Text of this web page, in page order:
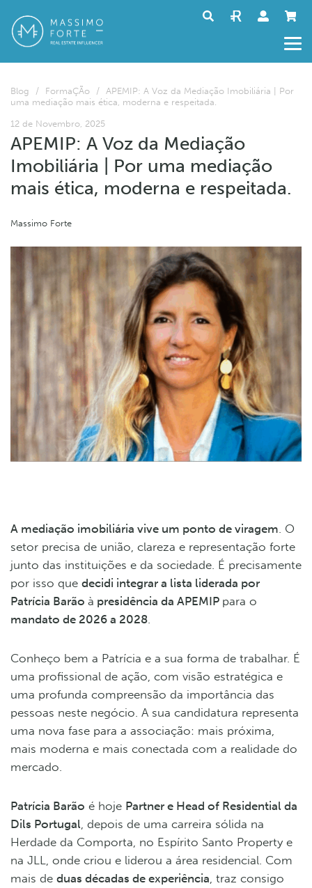
Blog / FormaÇÃo / APEMIP: A Voz da Mediação Imobiliária | Por
uma mediação mais ética, moderna e respeitada.
12 de Novembro, 2025
APEMIP: A Voz da Mediação
Imobiliária | Por uma mediação
mais ética, moderna e respeitada.
Massimo Forte
A mediação imobiliária vive um ponto de viragem . O
setor precisa de união, clareza e representação forte
junto das instituições e da sociedade. É precisamente
por isso que decidi integrar a lista liderada por
Patrícia Barão à presidência da APEMIP para o
mandato de 2026 a 2028
Conheço bem a Patrícia e a sua forma de trabalhar. É
uma profissional de ação, com visão estratégica e
uma profunda compreensão da importância das
pessoas neste negócio. A sua candidatura representa
uma nova fase para a associação: mais próxima,
mais moderna e mais conectada com a realidade do
mercado.
Patrícia Barão é hoje Partner e Head of Residential da
Dils Portugal , depois de uma carreira sólida na
Herdade da Comporta, no Espírito Santo Property e
na JLL, onde criou e liderou a área residencial. Com
mais de duas décadas de experiência , traz consigo